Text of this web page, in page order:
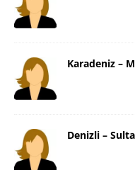
Karadeniz –
Denizli –